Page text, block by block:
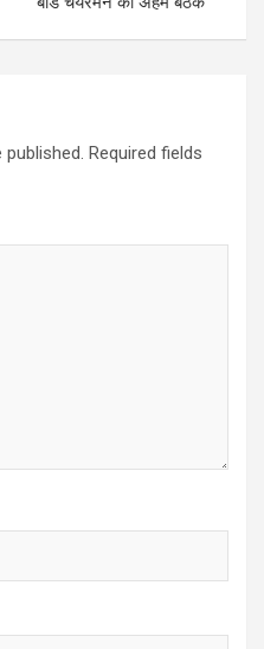
Required fields